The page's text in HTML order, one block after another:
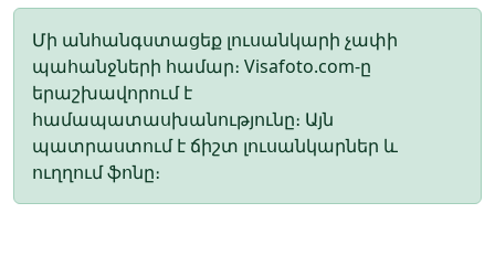
Մի անհանգստացեք լուսանկարի չափի
պահանջների համար։ Visafoto.com-ը
երաշխավորում է
համապատասխանությունը։ Այն
պատրաստում է ճիշտ լուսանկարներ և
ուղղում ֆոնը։